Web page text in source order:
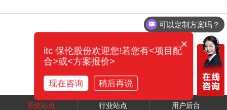
系统站点 行业站点 用户后台
可以定制方案吗？
×
itc 保伦股份欢迎您!若您有<项目配
合>或<方案报价>
现在咨询 稍后再说